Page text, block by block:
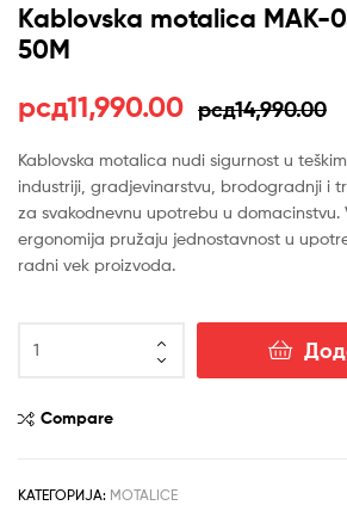
Kablovska motalica MAK-
50M
рсд14,990.00
Оригинална
цена
је
била:
рсд11,990.00
Тренутна
цена
је:
рсд11,990.00.
Kablovska motalica nudi sigurnost u
industriji, gradjevinarstvu, brodogradnji i
za svakodnevnu upotrebu u domacinstvu.
ergonomija pružaju jednostavnost u
radni vek proizvoda.
motalica
034A
количина
Compare
КАТЕГОРИЈА: MOTALICE